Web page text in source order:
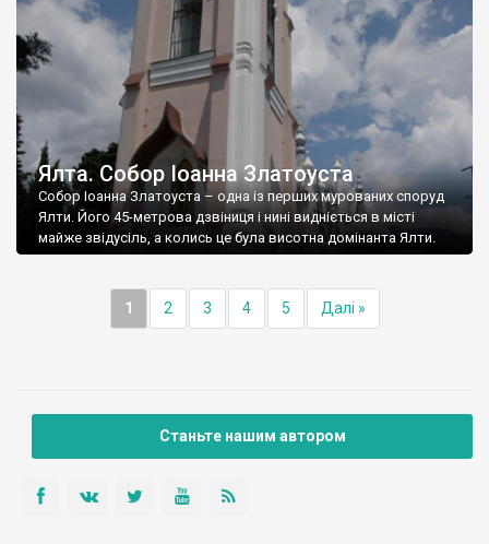
Ялта. Собор Іоанна Златоуста
Собор Іоанна Златоуста – одна із перших мурованих споруд
Ялти. Його 45-метрова дзвіниця і нині видніється в місті
майже звідусіль, а колись це була висотна домінанта Ялти.
1 2 3 4 5 Далі »
Станьте нашим автором